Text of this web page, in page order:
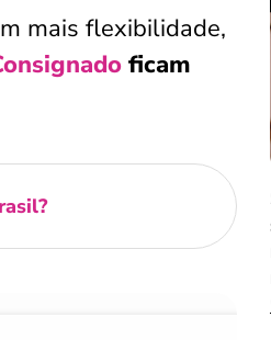
mais flexibilidade,
ficam